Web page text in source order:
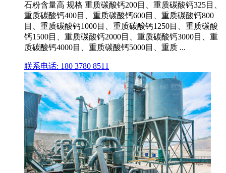
石粉含量高 规格 重质碳酸钙200目、重质碳酸钙325目、
重质碳酸钙400目、重质碳酸钙600目、重质碳酸钙800
目、重质碳酸钙1000目、重质碳酸钙1250目、重质碳酸
钙1500目、重质碳酸钙2000目、重质碳酸钙3000目、重
质碳酸钙4000目、重质碳酸钙5000目、重质 ...
联系电话: 180 3780 8511